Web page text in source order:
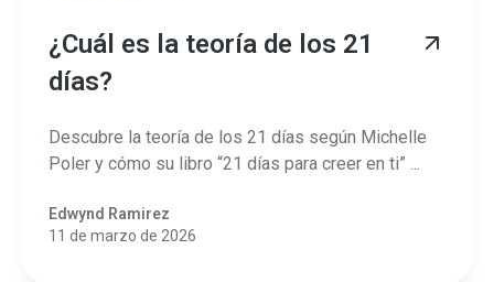
¿Cuál es la teoría de los 21
días?
Descubre la teoría de los 21 días según Michelle
Poler y cómo su libro “21 días para creer en ti” ...
Edwynd Ramirez
11 de marzo de 2026